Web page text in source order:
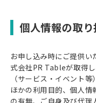
個人情報の取
お申し込み時にご提供
式会社PR Tableが取得
（サービス・イベント
ほかの利用目的、個人